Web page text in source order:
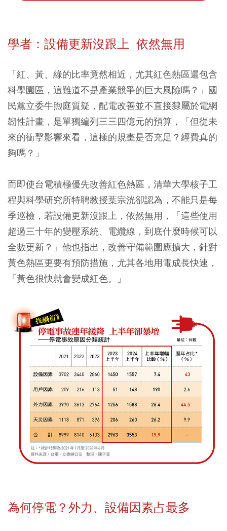
學者：設備更新沒跟上 依然無用
「紅、黃、綠的比率竟然相近，尤其紅色熱區還包含
科學園區，這難道不是產業競爭的巨大風險嗎？」國
民黨立委牛煦庭質疑，配電改善並不直接隸屬於電網
韌性計畫，是單獨編列三三四億元的預算，「但從未
來的衝擊影響來看，這樣的規畫是否充足？經費真的
夠嗎？」
而即使台電積極優先改善紅色熱區，清華大學核子工
程與科學研究所特聘教授葉宗洸卻認為，不能只是每
季巡檢，若設備更新沒跟上，依然無用，「這些使用
超過三十年的變壓系統、電纜線，到底什麼時候可以
全數更新？」他也指出，改善守備範圍應擴大，針對
黃色熱區更要有預防措施，尤其各地用電成長快速，
「黃色很快就會變成紅色。」
為何停電？外力、設備因素占最多